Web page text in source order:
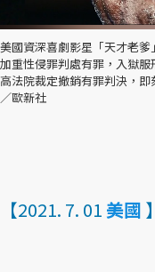
美國資深喜劇影星「天才老
加重性侵罪判處有罪，入獄
高法院裁定撤銷有罪判決，
／歐新社
【2021. 7. 01 美國 】